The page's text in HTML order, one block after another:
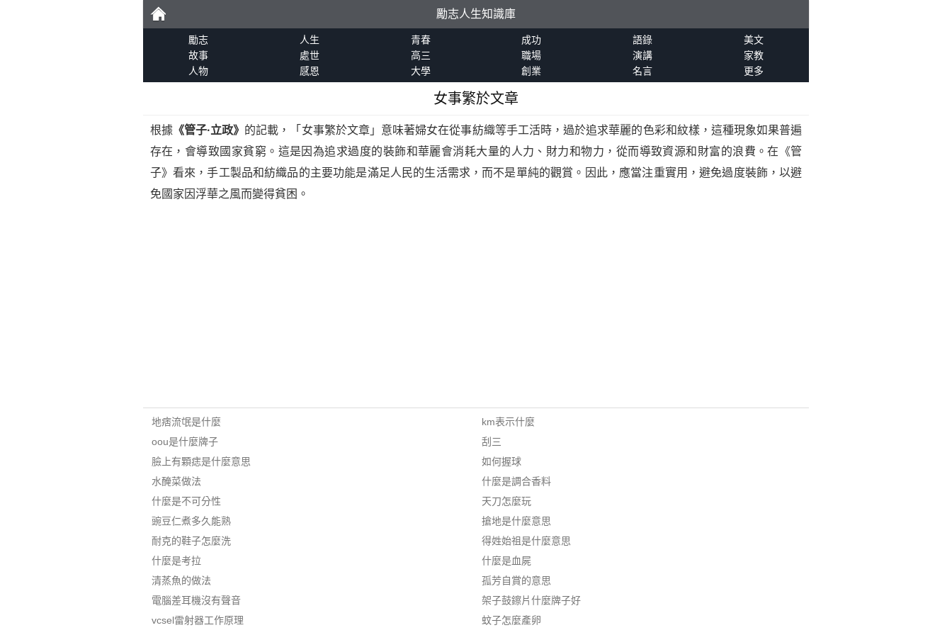
勵
勵志人生知識庫
勵志 人生 青春 成功 語錄
美文
故事
處世 高三 職場 演講
家教
人物
感恩 大學 創業 名言 更多
女事繁於文章
根據《管子·立政》 的記載，「女事繁於文章」意味著婦女在從事紡織等手工活時，過於追求華麗的色彩和紋樣，這種現象如果普遍
存在，會導致國家貧窮。這是因為追求過度的裝飾和華麗會消耗大量的人力、財力和物力，從而導致資源和財富的浪費。在《管
子》看來，手工製品和紡織品的主要功能是滿足人民的生活需求，而不是單純的觀賞。因此，應當注重實用，避免過度裝飾，以避
免國家因浮華之風而變得貧困。
地痞流氓是什麼
oou是什麼牌子
臉上有顆痣是什麼意思
水醃菜做法
什麼是不可分性
豌豆仁煮多久能熟
耐克的鞋子怎麼洗
什麼是考拉
清蒸魚的做法
電腦差耳機沒有聲音
vcsel雷射器工作原理
km表示什麼
刮三
如何握球
什麼是調合香料
天刀怎麼玩
搶地是什麼意思
得姓始祖是什麼意思
什麼是血屍
孤芳自賞的意思
架子鼓鑔片什麼牌子好
蚊子怎麼產卵